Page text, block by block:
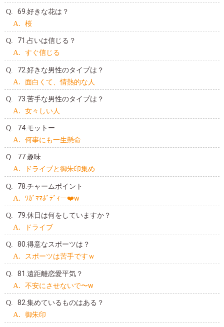
69.好きな花は？
桜
71.占いは信じる？
すぐ信じる
72.好きな男性のタイプは？
面白くて、情熱的な人
73.苦手な男性のタイプは？
女々しい人
74.モットー
何事にも一生懸命
77.趣味
ドライブと御朱印集め
78.チャームポイント
ﾜｶﾞﾏﾏﾎﾞﾃﾞｨー❤️w
79.休日は何をしていますか？
ドライブ
80.得意なスポーツは？
スポーツは苦手ですｗ
81.遠距離恋愛平気？
不安にさせないで〜w
82.集めているものはある？
御朱印